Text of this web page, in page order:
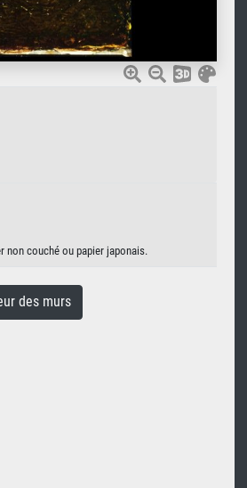
non couché ou papier japonais.
des murs